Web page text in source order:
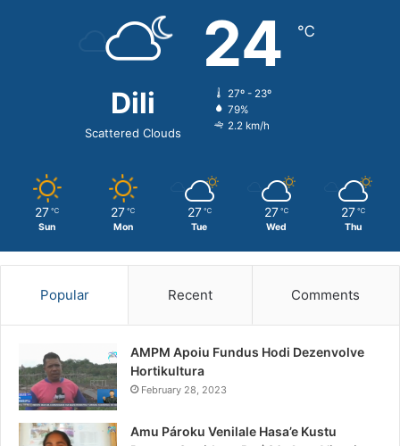
Dili
Scattered Clouds
24 ℃
27º - 23º
79%
2.2 km/h
27 ℃
Sun
27 ℃
Mon
27 ℃
Tue
27 ℃
Wed
27 ℃
Thu
Popular Recent Comments
AMPM Apoiu Fundus Hodi Dezenvolve
Hortikultura
February 28, 2023
Amu Pároku Venilale Hasa’e Kustu